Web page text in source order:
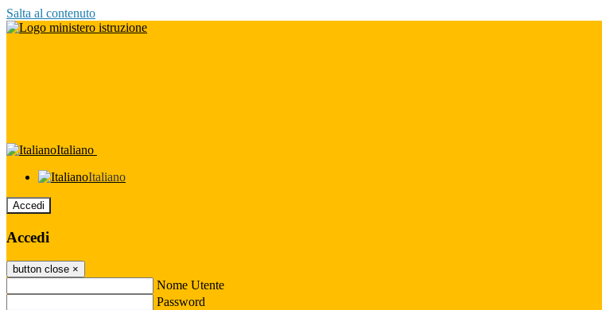
Salta al contenuto
Italiano
Italiano
Accedi
Accedi
button close ×
Nome Utente
Password